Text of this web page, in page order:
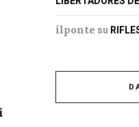
ilponte su